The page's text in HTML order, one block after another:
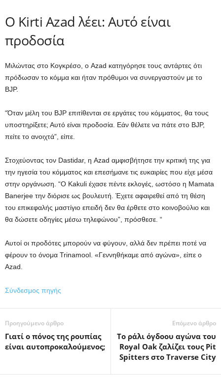
Ο Kirti Azad λέει: Αυτό είναι
προδοσία
Μιλώντας στο Κογκρέσο, ο Azad κατηγόρησε τους αντάρτες ότι
πρόδωσαν το κόμμα και ήταν πρόθυμοι να συνεργαστούν με το
BJP.
“Όταν μέλη του BJP επιτίθενται σε εργάτες του κόμματος, θα τους
υποστηρίξετε; Αυτό είναι προδοσία. Εάν θέλετε να πάτε στο BJP,
πείτε το ανοιχτά”, είπε.
Στοχεύοντας τον Dastidar, η Azad αμφισβήτησε την κριτική της για
την ηγεσία του κόμματος και επεσήμανε τις ευκαιρίες που είχε μέσα
στην οργάνωση. “Ο Kakuli έχασε πέντε εκλογές, ωστόσο η Mamata
Banerjee την διόρισε ως βουλευτή. Έχετε αφαιρεθεί από τη θέση
του επικεφαλής μαστίγιο επειδή δεν θα έρθετε στο κοινοβούλιο και
θα δώσετε οδηγίες μέσω τηλεφώνου”, πρόσθεσε. “
Αυτοί οι προδότες μπορούν να φύγουν, αλλά δεν πρέπει ποτέ να
φέρουν το όνομα Trinamool. «Γεννηθήκαμε από αγώνα», είπε ο
Azad.
Σύνδεσμος πηγής
Προηγούμενο άρθρο
Γιατί ο πόνος της ρουπίας
είναι αυτοπροκαλούμενος;
Επόμενο άρθρο
Το ράλι όγδοου αγώνα του
Royal Oak ζαλίζει τους Pit
Spitters στο Traverse City